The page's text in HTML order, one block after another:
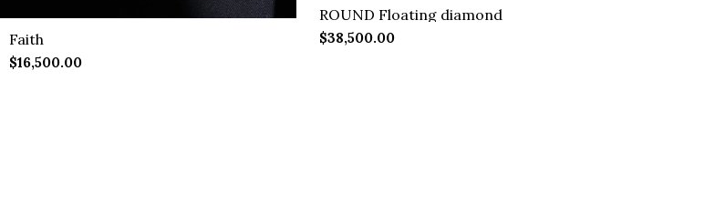
Faith
$16,500.00
ROUND Floating diamond
$38,500.00